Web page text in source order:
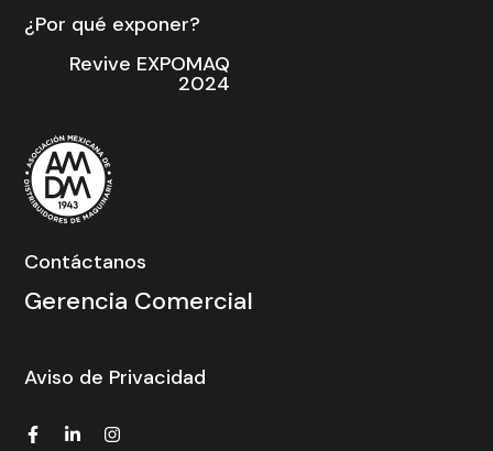
¿Por qué exponer?
Revive EXPOMAQ
2024
Contáctanos
Gerencia Comercial
Aviso de Privacidad